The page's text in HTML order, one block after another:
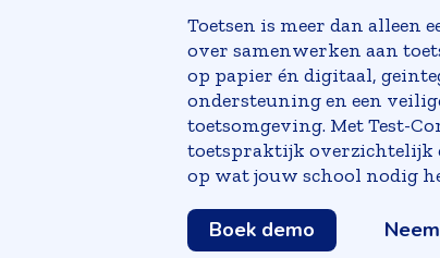
Toetsen is meer dan alleen
over samenwerken aan
op papier én digitaal,
ondersteuning en een
toetsomgeving. Met Test-
toetspraktijk overzichtelijk
op wat jouw school nodig
Boek demo